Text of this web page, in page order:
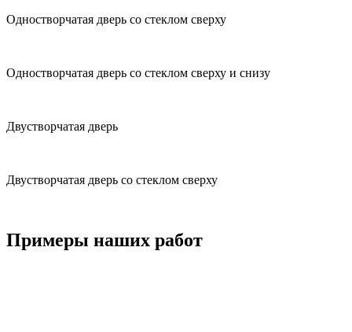
Одностворчатая дверь со стеклом сверху
Одностворчатая дверь со стеклом сверху и снизу
Двустворчатая дверь
Двустворчатая дверь со стеклом сверху
Примеры наших работ